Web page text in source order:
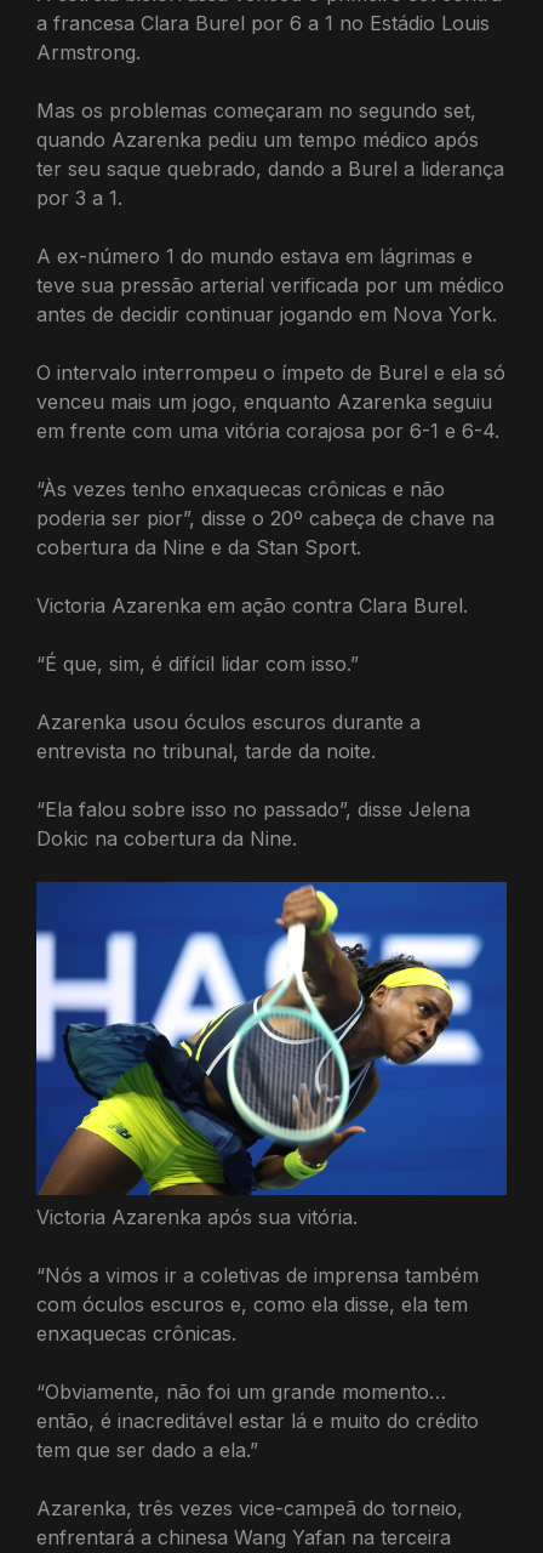
a francesa Clara Burel por 6 a 1 no Estádio Louis
Armstrong.
Mas os problemas começaram no segundo set,
quando Azarenka pediu um tempo médico após
ter seu saque quebrado, dando a Burel a liderança
por 3 a 1.
A ex-número 1 do mundo estava em lágrimas e
teve sua pressão arterial verificada por um médico
antes de decidir continuar jogando em Nova York.
O intervalo interrompeu o ímpeto de Burel e ela só
venceu mais um jogo, enquanto Azarenka seguiu
em frente com uma vitória corajosa por 6-1 e 6-4.
“Às vezes tenho enxaquecas crônicas e não
poderia ser pior”, disse o 20º cabeça de chave na
cobertura da Nine e da Stan Sport.
Victoria Azarenka em ação contra Clara Burel.
“É que, sim, é difícil lidar com isso.”
Azarenka usou óculos escuros durante a
entrevista no tribunal, tarde da noite.
“Ela falou sobre isso no passado”, disse Jelena
Dokic na cobertura da Nine.
Victoria Azarenka após sua vitória.
“Nós a vimos ir a coletivas de imprensa também
com óculos escuros e, como ela disse, ela tem
enxaquecas crônicas.
“Obviamente, não foi um grande momento…
então, é inacreditável estar lá e muito do crédito
tem que ser dado a ela.”
Azarenka, três vezes vice-campeã do torneio,
enfrentará a chinesa Wang Yafan na terceira